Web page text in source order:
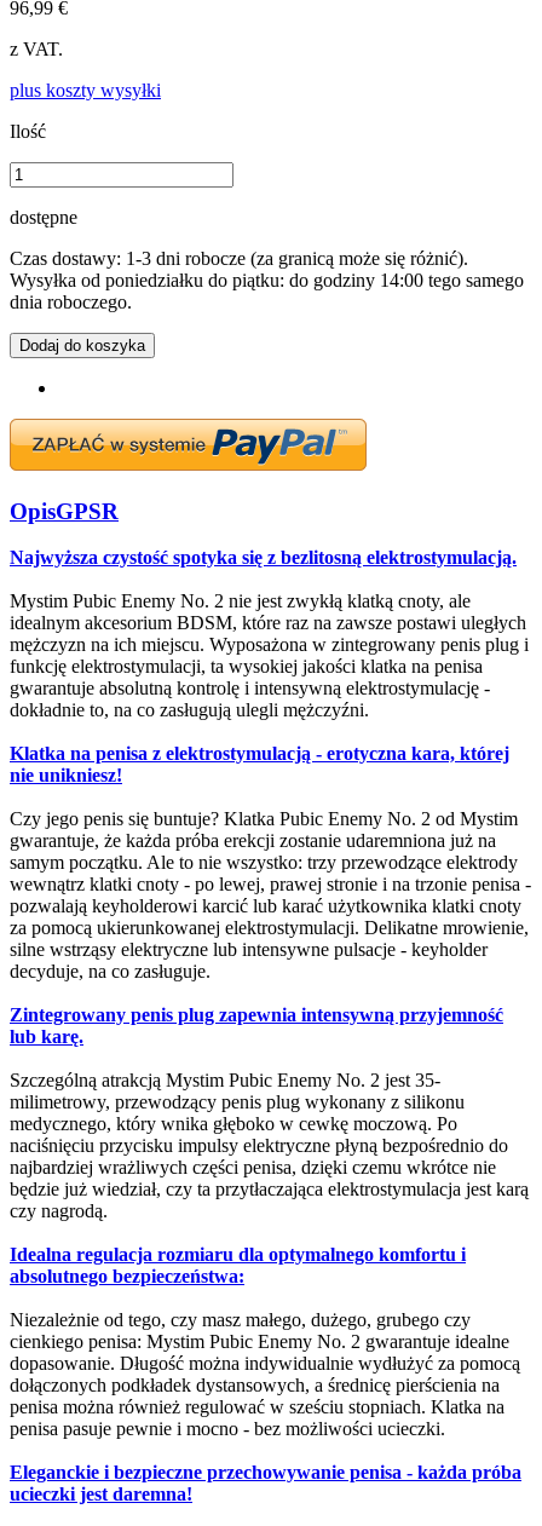
96,99 €
z VAT.
plus koszty wysyłki
Ilość
dostępne
Czas dostawy: 1-3 dni robocze (za granicą może się różnić).
Wysyłka od poniedziałku do piątku: do godziny 14:00 tego samego
dnia roboczego.
Dodaj do koszyka
OpisGPSR
Najwyższa czystość spotyka się z bezlitosną elektrostymulacją.
Mystim Pubic Enemy No. 2 nie jest zwykłą klatką cnoty, ale
idealnym akcesorium BDSM, które raz na zawsze postawi uległych
mężczyzn na ich miejscu. Wyposażona w zintegrowany penis plug i
funkcję elektrostymulacji, ta wysokiej jakości klatka na penisa
gwarantuje absolutną kontrolę i intensywną elektrostymulację -
dokładnie to, na co zasługują ulegli mężczyźni.
Klatka na penisa z elektrostymulacją - erotyczna kara, której
nie unikniesz!
Czy jego penis się buntuje? Klatka Pubic Enemy No. 2 od Mystim
gwarantuje, że każda próba erekcji zostanie udaremniona już na
samym początku. Ale to nie wszystko: trzy przewodzące elektrody
wewnątrz klatki cnoty - po lewej, prawej stronie i na trzonie penisa -
pozwalają keyholderowi karcić lub karać użytkownika klatki cnoty
za pomocą ukierunkowanej elektrostymulacji. Delikatne mrowienie,
silne wstrząsy elektryczne lub intensywne pulsacje - keyholder
decyduje, na co zasługuje.
Zintegrowany penis plug zapewnia intensywną przyjemność
lub karę.
Szczególną atrakcją Mystim Pubic Enemy No. 2 jest 35-
milimetrowy, przewodzący penis plug wykonany z silikonu
medycznego, który wnika głęboko w cewkę moczową. Po
naciśnięciu przycisku impulsy elektryczne płyną bezpośrednio do
najbardziej wrażliwych części penisa, dzięki czemu wkrótce nie
będzie już wiedział, czy ta przytłaczająca elektrostymulacja jest karą
czy nagrodą.
Idealna regulacja rozmiaru dla optymalnego komfortu i
absolutnego bezpieczeństwa:
Niezależnie od tego, czy masz małego, dużego, grubego czy
cienkiego penisa: Mystim Pubic Enemy No. 2 gwarantuje idealne
dopasowanie. Długość można indywidualnie wydłużyć za pomocą
dołączonych podkładek dystansowych, a średnicę pierścienia na
penisa można również regulować w sześciu stopniach. Klatka na
penisa pasuje pewnie i mocno - bez możliwości ucieczki.
Eleganckie i bezpieczne przechowywanie penisa - każda próba
ucieczki jest daremna!